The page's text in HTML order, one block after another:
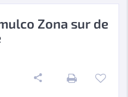
Zona sur de